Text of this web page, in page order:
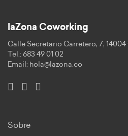
laZona Coworking
Calle Secretario Carretero, 7,
Tel.: 683 49 01 02
Email: hola@lazona.co
Sobre